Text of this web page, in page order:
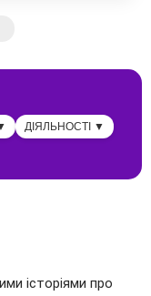
ДІЯЛЬНОСТІ ▼
історіями про